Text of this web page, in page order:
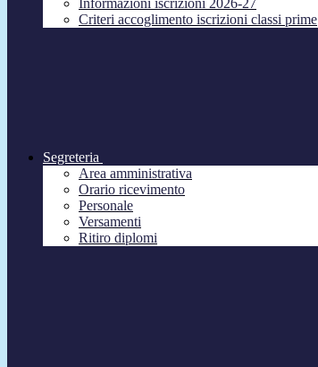
Informazioni iscrizioni 2026-27
Criteri accoglimento iscrizioni classi prime
Segreteria
Area amministrativa
Orario ricevimento
Personale
Versamenti
Ritiro diplomi